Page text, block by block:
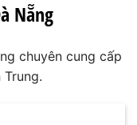
Nẵng
chuyên cung cấp